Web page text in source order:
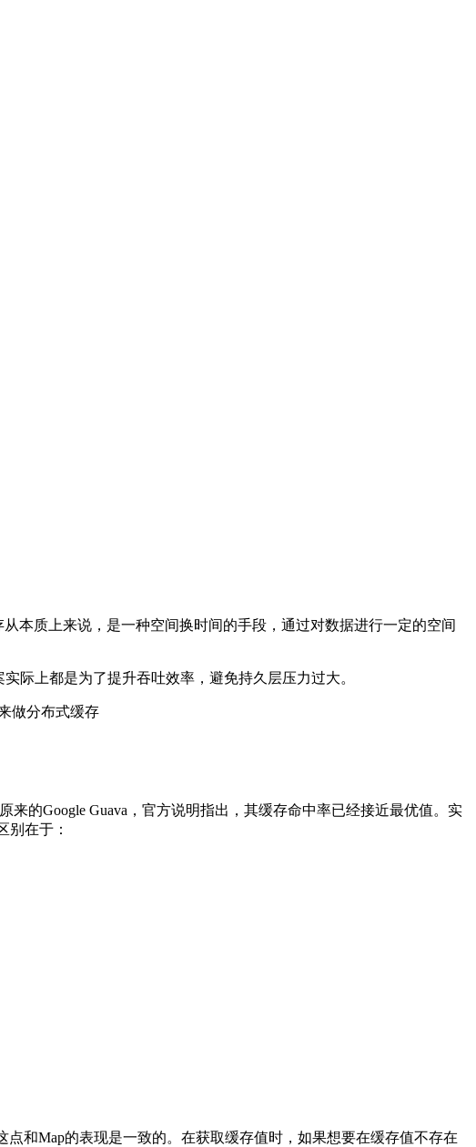
本质上来说，是一种空间换时间的手段，通过对数据进行一定的空间
际上都是为了提升吞吐效率，避免持久层压力过大。
做分布式缓存
来的Google Guava，官方说明指出，其缓存命中率已经接近最优值。实
别在于：
和Map的表现是一致的。在获取缓存值时，如果想要在缓存值不存在